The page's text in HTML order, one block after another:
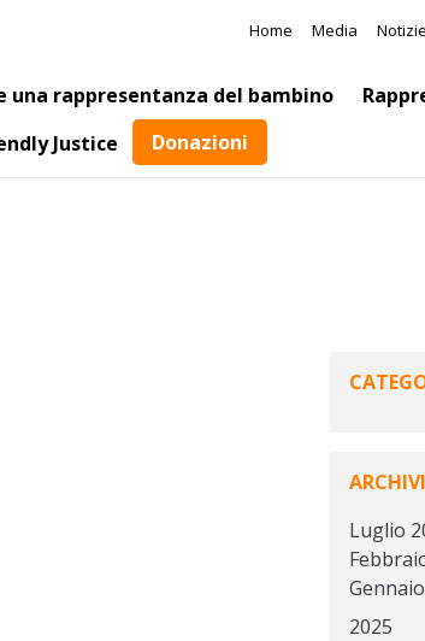
Salta al contenuto principale
Meta
Home Media Notizie
una rappresentanza del bambino
Justice Donazioni
Luglio
2025